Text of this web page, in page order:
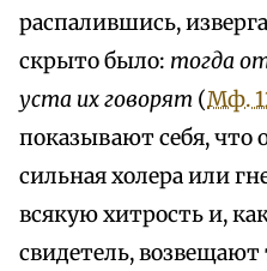
распалившись,
скрыто было: тогда
уста их говорят (Мф.
показывают себя, что
сильная холера или
всякую хитрость и,
свидетель,